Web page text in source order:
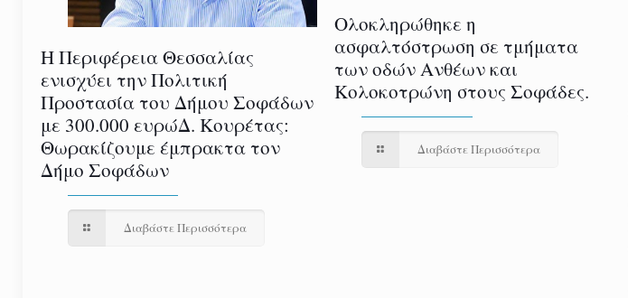
Η Περιφέρεια Θεσσαλίας
ενισχύει την Πολιτική
Προστασία του Δήμου Σοφάδων
με 300.000 ευρώΔ. Κουρέτας:
Θωρακίζουμε έμπρακτα τον
Δήμο Σοφάδων
Διαβάστε Περισσότερα
Ολοκληρώθηκε η
ασφαλτόστρωση σε τμήματα
των οδών Ανθέων και
Κολοκοτρώνη στους Σοφάδες.
Διαβάστε Περισσότερα